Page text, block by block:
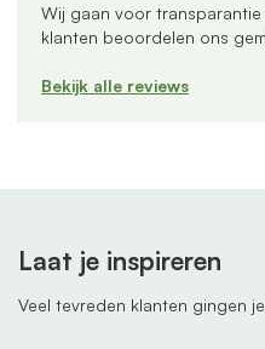
Wij gaan voor
klanten beoordelen ons
Bekijk alle reviews
Laat je inspireren
Veel tevreden klanten gingen